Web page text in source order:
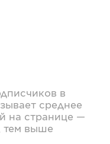
в
среднее
на странице —
тем выше